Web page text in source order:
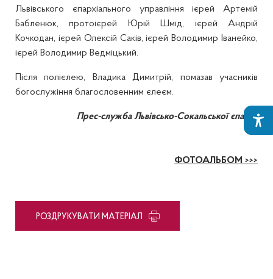
Львівського єпархіального управління ієрей Артемій
Бабленюк, протоієрей Юрій Шмід, ієрей Андрій
Кочкодан, ієрей Олексій Саків, ієрей Володимир Іванейко,
ієрей Володимир Ведміцький.
Після полієлею, Владика Димитрій, помазав учасників
богослужіння благословенним єлеєм.
Прес-служба Львівсько-Сокальської єпархії
ФОТОАЛЬБОМ >>>
PОЗДРУКУВАТИ МАТЕРІАЛ